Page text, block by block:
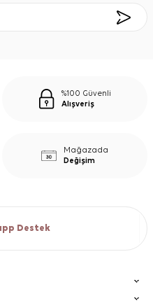
%100 Güvenli
Alışveriş
Mağazada
Değişim
Destek